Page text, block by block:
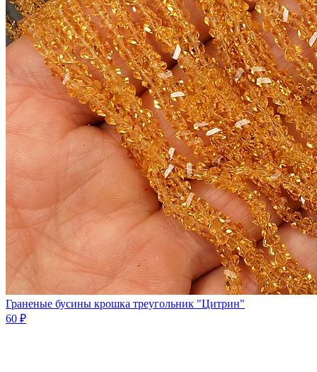
Граненые бусины крошка треугольник "Цитрин"
60 ₽